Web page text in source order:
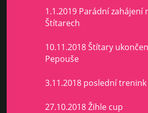
1.1.2019 Parádní zahájení
Štítarech
10.11.2018 Štítary
Pepouše
3.11.2018 poslední trenink
27.10.2018 Žihle cup